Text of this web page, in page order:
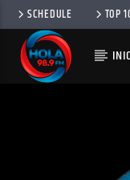
SCHEDULE TOP